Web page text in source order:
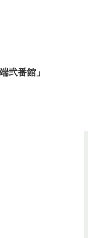
弐番館」